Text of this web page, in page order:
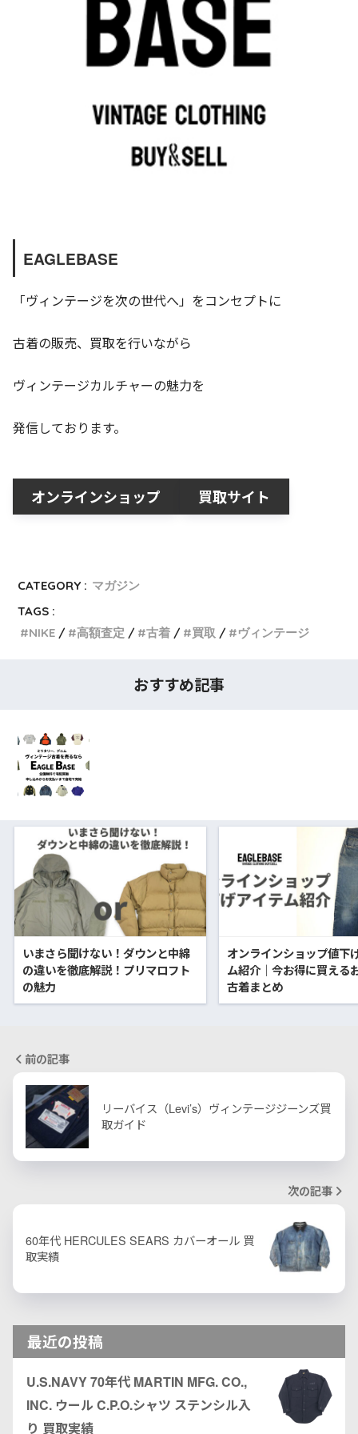
EAGLEBASE
「ヴィンテージを次の世代へ」をコンセプトに
古着の販売、買取を行いながら
ヴィンテージカルチャーの魅力を
発信しております。
オンラインショップ 買取サイト
CATEGORY : マガジン
TAGS :
NIKE
高額査定 古着 買取 ヴィンテージ
おすすめ記事
いまさら聞けない！ダウンと中綿
の違いを徹底解説！プリマロフト
の魅力
オンラインショップ値下
ム紹介｜今お得に買える
古着まとめ
前の記事
リーバイス（Levi’s）ヴィンテージジーンズ買
取ガイド
次の記事
60年代 HERCULES SEARS カバーオール 買
取実績
最近の投稿
U.S.NAVY 70年代 MARTIN MFG. CO.,
INC. ウール C.P.O.シャツ ステンシル入
り 買取実績